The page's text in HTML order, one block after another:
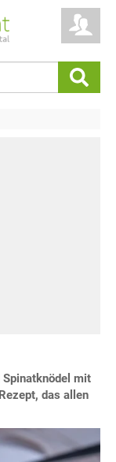
Spinatknödel mit
das allen